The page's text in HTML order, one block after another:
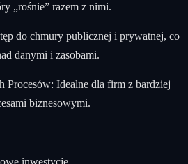
„rośnie” razem z nimi.
do chmury publicznej i prywatnej, co
danymi i zasobami.
Procesów: Idealne dla firm z bardziej
biznesowymi.